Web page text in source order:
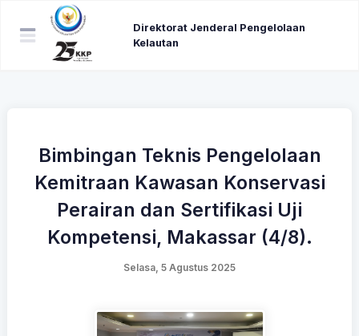
Direktorat Jenderal Pengelolaan
Kelautan
Bimbingan Teknis Pengelolaan
Kemitraan Kawasan Konservasi
Perairan dan Sertifikasi Uji
Kompetensi, Makassar (4/8).
Selasa, 5 Agustus 2025